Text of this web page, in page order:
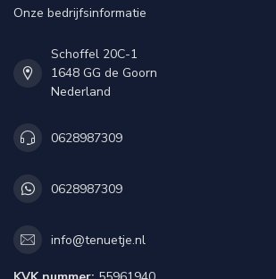
Onze bedrijfsinformatie
Schoffel 20C-1
1648 GG de Goorn
Nederland
0628987309
0628987309
info@tenuetje.nl